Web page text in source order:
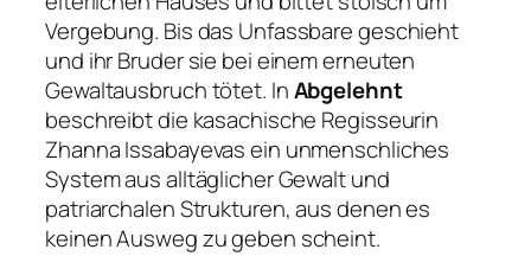
Vergebung. Bis das Unfassbare geschieht
und ihr Bruder sie bei einem erneuten
Gewaltausbruch tötet. InAbgelehnt
beschreibt die kasachische Regisseurin
Zhanna Issabayevas ein unmenschliches
System aus alltäglicher Gewalt und
patriarchalen Strukturen, aus denen es
keinen Ausweg zu geben scheint.